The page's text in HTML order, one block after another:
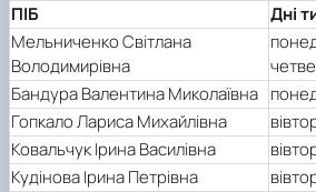
ПІБ Дні
Мельниченко Світлана
Володимирівна
Бандура Валентина Миколаївна
Гопкало Лариса Михайлівна
Ковальчук Ірина Василівна
Кудінова Ірина Петрівна